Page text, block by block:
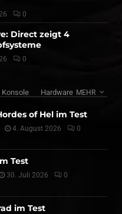
0
Direct zeigt 4
0
Konsole Hardware MEHR
of Hel im Test
4. August 2026 0
Test
30. Juli 2026 0
im Test